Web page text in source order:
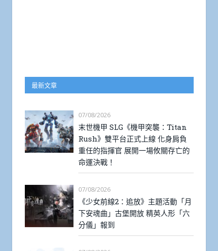
最新文章
07/08/2026
末世機甲 SLG《機甲突襲：Titan
Rush》雙平台正式上線 化身肩負
重任的指揮官 展開一場攸關存亡的
命運決戰！
07/08/2026
《少女前線2：追放》主題活動「月
下安魂曲」古堡開放 精英人形「六
分儀」報到